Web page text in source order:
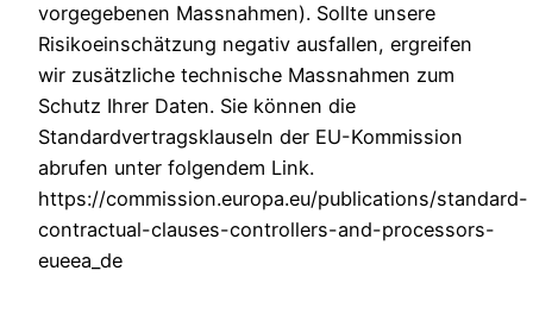
vorgegebenen Massnahmen). Sollte unsere
Risikoeinschätzung negativ ausfallen, ergreifen
wir zusätzliche technische Massnahmen zum
Schutz Ihrer Daten. Sie können die
Standardvertragsklauseln der EU-Kommission
abrufen unter folgendem Link.
https://commission.europa.eu/publications/standard-
contractual-clauses-controllers-and-processors-
eueea_de